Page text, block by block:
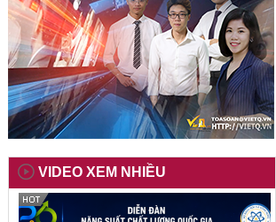
VIDEO XEM NHIỀU